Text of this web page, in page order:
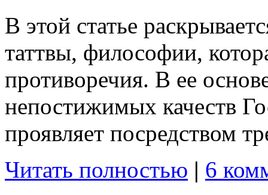
В этой статье
таттвы, философии,
противоречия. В ее
непостижимых качеств
проявляет посредством
Читать полностью | 6